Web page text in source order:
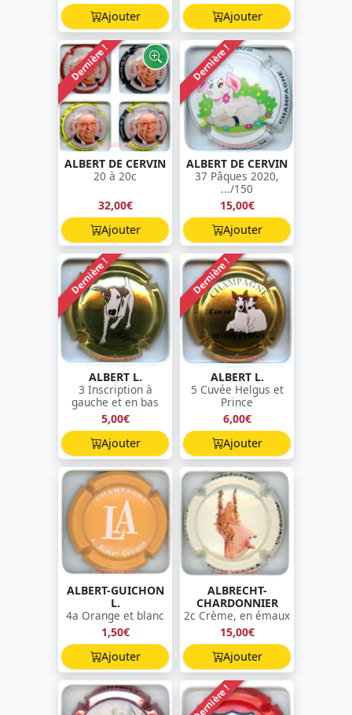
Ajouter
Ajouter
Dernière !
ALBERT DE CERVIN
20 à 20c
32,00€
Ajouter
Dernière !
ALBERT DE CERVIN
37 Pâques 2020,
.../150
15,00€
Ajouter
Dernière !
ALBERT L.
3 Inscription à
gauche et en bas
5,00€
Ajouter
Dernière !
ALBERT L.
5 Cuvée Helgus et
Prince
6,00€
Ajouter
ALBERT-GUICHON
L.
4a Orange et blanc
1,50€
Ajouter
ALBRECHT-
CHARDONNIER
2c Crème, en émaux
15,00€
Ajouter
Dernière !